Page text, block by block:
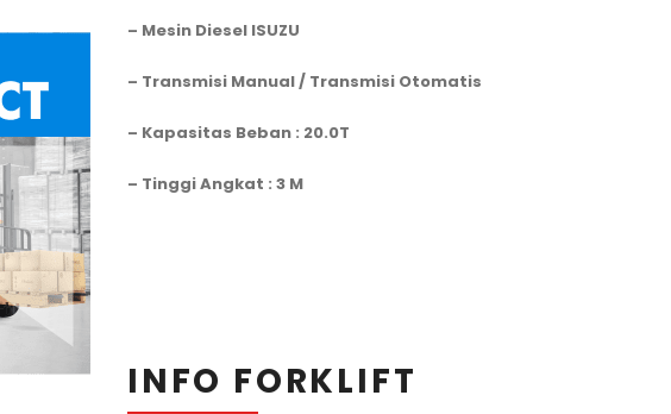
– Mesin Diesel ISUZU
– Transmisi Manual / Transmisi Otomatis
– Kapasitas Beban : 20.0T
– Tinggi Angkat : 3 M
INFO FORKLIFT